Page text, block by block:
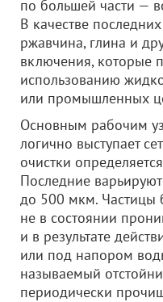
по большей части —
В качестве
ржавчина, глина и
включения, которые
использованию
или промышленных
Основным рабочим
логично выступает
очистки
Последние
до 500 мкм. Частицы
не в состоянии
и в результате
или под напором
называемый
периодически